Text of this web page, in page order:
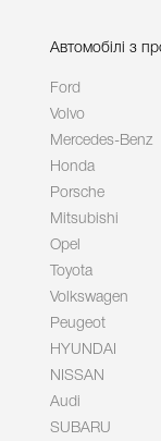
Автомобілі з
Ford
Volvo
Mercedes-Benz
Honda
Porsche
Mitsubishi
Opel
Toyota
Volkswagen
Peugeot
HYUNDAI
NISSAN
Audi
SUBARU